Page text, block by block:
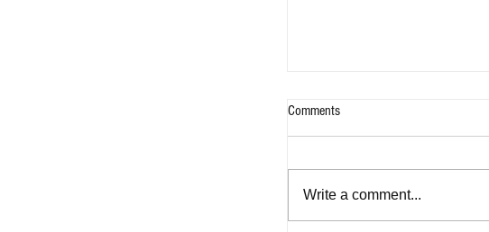
Help Me Again - Flash Fiction
Comments
Write a comment...